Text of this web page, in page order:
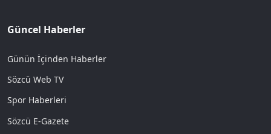
Güncel Haberler
Günün İçinden Haberler
Sözcü Web TV
Spor Haberleri
Sözcü E-Gazete